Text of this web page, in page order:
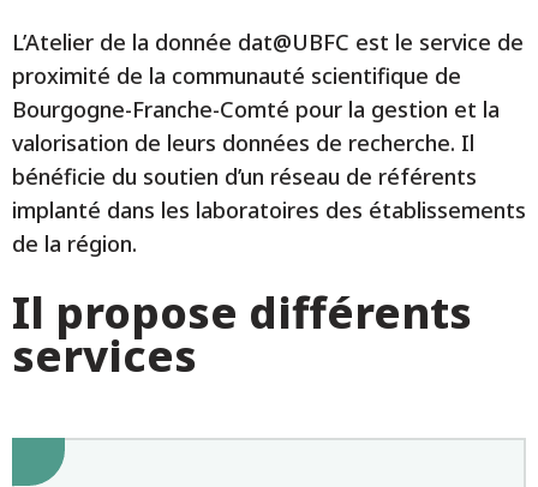
L’Atelier de la donnée dat@UBFC est le service de
proximité de la communauté scientifique de
Bourgogne-Franche-Comté pour la gestion et la
valorisation de leurs données de recherche. Il
bénéficie du soutien d’un réseau de référents
implanté dans les laboratoires des établissements
de la région.
Il propose différents
services